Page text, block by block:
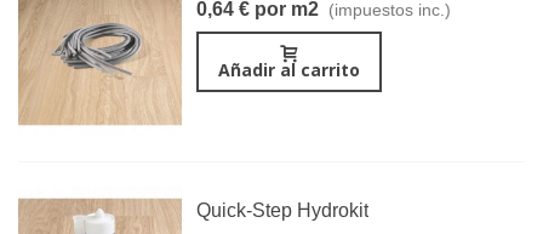
0,64 € por m2 (impuestos inc.)
Añadir al carrito
Quick-Step Hydrokit